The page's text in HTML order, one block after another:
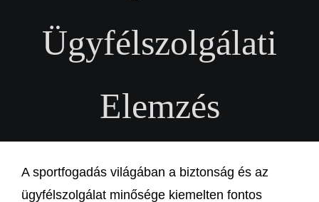
Ügyfélszolgálati
Elemzés
A sportfogadás világában a biztonság és az
ügyfélszolgálat minősége kiemelten fontos